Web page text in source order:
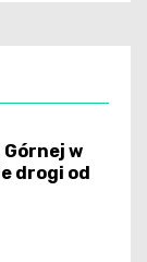
w
drogi od